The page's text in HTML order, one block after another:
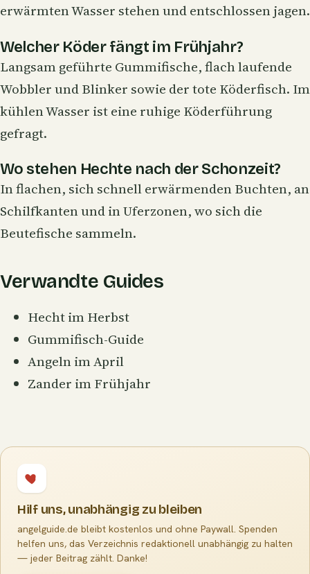
erwärmten Wasser stehen und entschlossen jagen.
Welcher Köder fängt im Frühjahr?
Langsam geführte Gummifische, flach laufende
Wobbler und Blinker sowie der tote Köderfisch. Im
kühlen Wasser ist eine ruhige Köderführung
gefragt.
Wo stehen Hechte nach der Schonzeit?
In flachen, sich schnell erwärmenden Buchten, an
Schilfkanten und in Uferzonen, wo sich die
Beutefische sammeln.
Verwandte Guides
Hecht im Herbst
Gummifisch-Guide
Angeln im April
Zander im Frühjahr
Hilf uns, unabhängig zu bleiben
angelguide.de bleibt kostenlos und ohne Paywall. Spenden
helfen uns, das Verzeichnis redaktionell unabhängig zu halten
— jeder Beitrag zählt. Danke!